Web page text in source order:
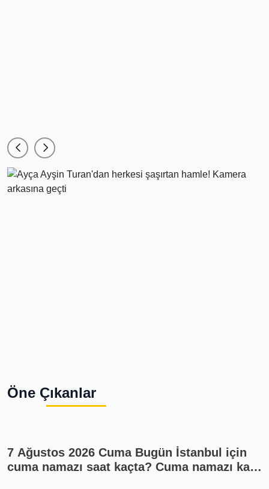
Öne Çıkanlar
7 Ağustos 2026 Cuma Bugün İstanbul için
cuma namazı saat kaçta? Cuma namazı kaç